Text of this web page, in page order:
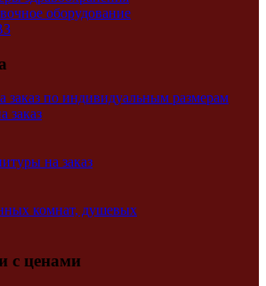
оборудование
по индивидуальным размерам
заказ
на заказ
комнат, душевых
с ценами